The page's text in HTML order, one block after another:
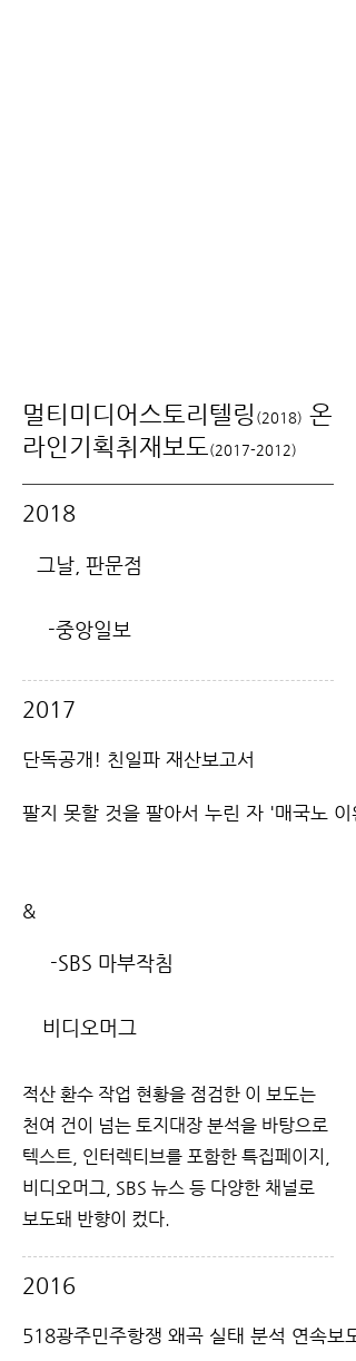
​멀티미디어스토리텔링 (2018) 온
라인기획취재보도(2017-2012)
2016
518광주민주항쟁 왜곡 실태 분석 연속보도
&
비디오머그
2017
단독공개! 친일파 재산보고서
팔지 못할 것을 팔아서 누린 자 '매국노 이
-SBS 마부작침
적산 환수 작업 현황을 점검한 이 보도는
천여 건이 넘는 토지대장 분석을 바탕으로
텍스트, 인터렉티브를 포함한 특집페이지,
비디오머그, SBS 뉴스 등 다양한 채널로
보도돼 반향이 컸다.
2018
그날, 판문점
-중앙일보